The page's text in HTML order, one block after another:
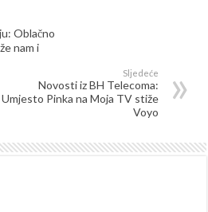
Oblačno
nam i
Sljedeće
Novosti iz BH Telecoma:
Umjesto Pinka na Moja TV stiže
Voyo